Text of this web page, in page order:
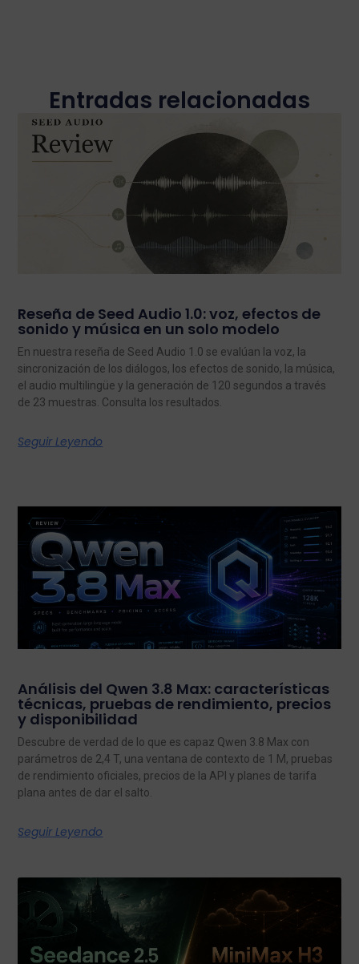
Entradas relacionadas
Reseña de Seed Audio 1.0: voz, efectos de
sonido y música en un solo modelo
En nuestra reseña de Seed Audio 1.0 se evalúan la voz, la
sincronización de los diálogos, los efectos de sonido, la música,
el audio multilingüe y la generación de 120 segundos a través
de 23 muestras. Consulta los resultados.
Seguir Leyendo
Análisis del Qwen 3.8 Max: características
técnicas, pruebas de rendimiento, precios
y disponibilidad
Descubre de verdad de lo que es capaz Qwen 3.8 Max con
parámetros de 2,4 T, una ventana de contexto de 1 M, pruebas
de rendimiento oficiales, precios de la API y planes de tarifa
plana antes de dar el salto.
Seguir Leyendo